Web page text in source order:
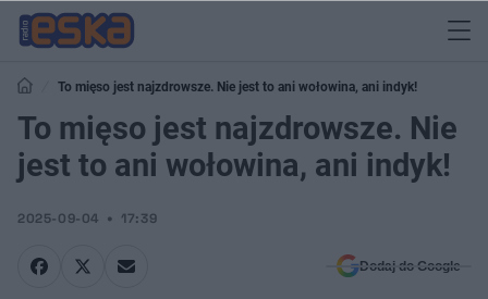
To mięso jest najzdrowsze. Nie jest to ani wołowina, ani indyk!
To mięso jest najzdrowsze. Nie
jest to ani wołowina, ani indyk!
2025-09-04 17:39
Dodaj do Google